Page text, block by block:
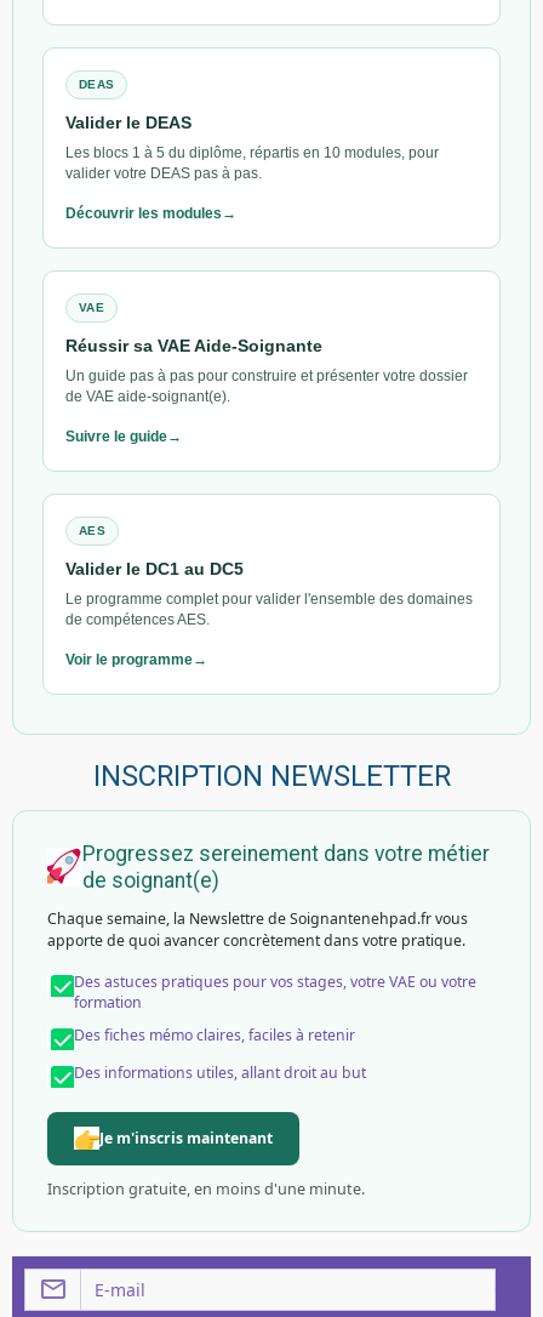
DEAS
Valider le DEAS
Les blocs 1 à 5 du diplôme, répartis en 10 modules, pour
valider votre DEAS pas à pas.
Découvrir les modules
VAE
Réussir sa VAE Aide-Soignante
Un guide pas à pas pour construire et présenter votre dossier
de VAE aide-soignant(e).
Suivre le guide
AES
Valider le DC1 au DC5
Le programme complet pour valider l'ensemble des domaines
de compétences AES.
Voir le programme
INSCRIPTION NEWSLETTER
Progressez sereinement dans votre métier
de soignant(e)
Chaque semaine, la Newslettre de Soignantenehpad.fr vous
apporte de quoi avancer concrètement dans votre pratique.
Des astuces pratiques pour vos stages, votre VAE ou votre
formation
Des fiches mémo claires, faciles à retenir
Des informations utiles, allant droit au but
Je m'inscris maintenant
Inscription gratuite, en moins d'une minute.